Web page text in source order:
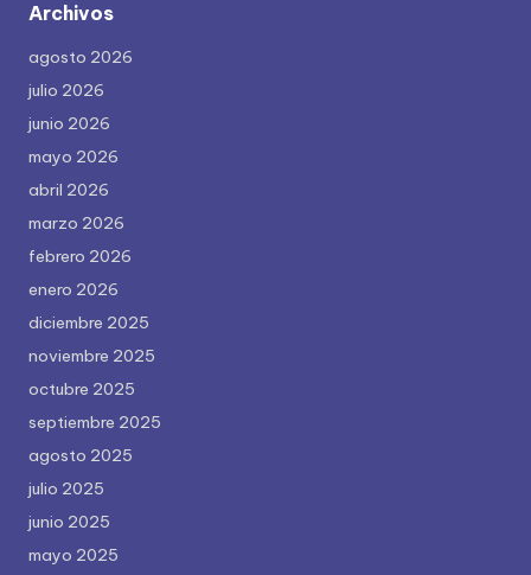
Archivos
agosto 2026
julio 2026
junio 2026
mayo 2026
abril 2026
marzo 2026
febrero 2026
enero 2026
diciembre 2025
noviembre 2025
octubre 2025
septiembre 2025
agosto 2025
julio 2025
junio 2025
mayo 2025